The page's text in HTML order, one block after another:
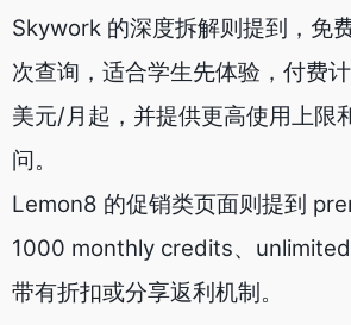
Skywork 的深度拆解则提到，免
次查询，适合学生先体验，付费
美元/月起，并提供更高使用上限
问。
Lemon8 的促销类页面则提到
1000 monthly credits、
带有折扣或分享返利机制。